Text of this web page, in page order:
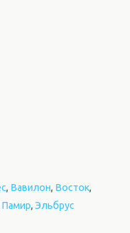
, Вавилон, Восток,
Памир, Эльбрус